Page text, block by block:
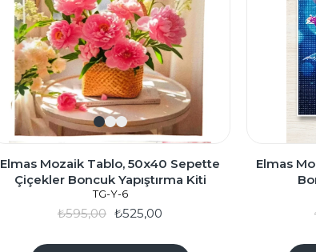
Elmas Mozaik Tablo, 50x40 Sepette
Çiçekler Boncuk Yapıştırma Kiti
TG-Y-6
₺525,00
₺595,00
Elmas